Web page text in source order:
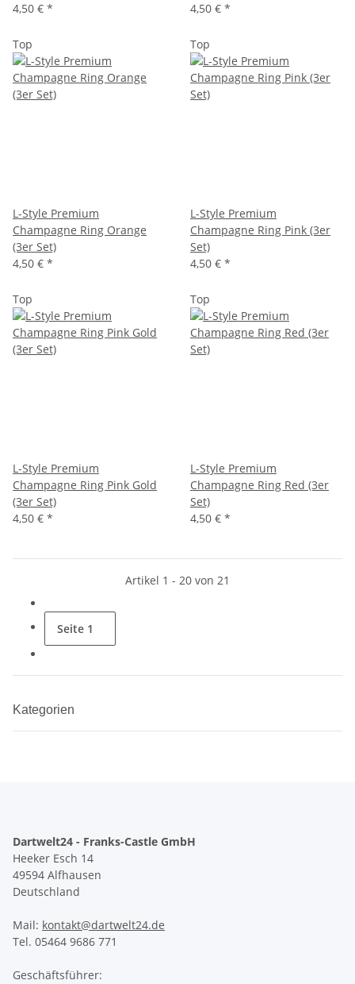
4,50 € *
4,50 € *
Top
L-Style Premium
Champagne Ring Orange
(3er Set)
4,50 € *
Top
L-Style Premium
Champagne Ring Pink (3er
Set)
4,50 € *
Top
L-Style Premium
Champagne Ring Pink Gold
(3er Set)
4,50 € *
Top
L-Style Premium
Champagne Ring Red (3er
Set)
4,50 € *
Artikel 1 - 20 von 21
Seite 1
Kategorien
Dartwelt24 - Franks-Castle GmbH
Heeker Esch 14
49594 Alfhausen
Deutschland
Mail: kontakt@dartwelt24.de
Tel. 05464 9686 771
Geschäftsführer: